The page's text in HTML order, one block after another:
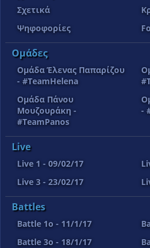
Σχετικά
Ψηφοφορίες
Ομάδες
Ομάδα Έλενας Παπαρίζου
- #TeamHelena
Ομάδα Σάκη Ρουβά -
Ομάδα Πάνου
Μουζουράκη -
#TeamPanos
Ομάδα Κωστή Μαραβέγια
-
Live
Live 1 - 09/02/17
Live 3 - 23/02/17
Battles
Battle 1o - 11/1/17
Battle 3o - 18/1/17